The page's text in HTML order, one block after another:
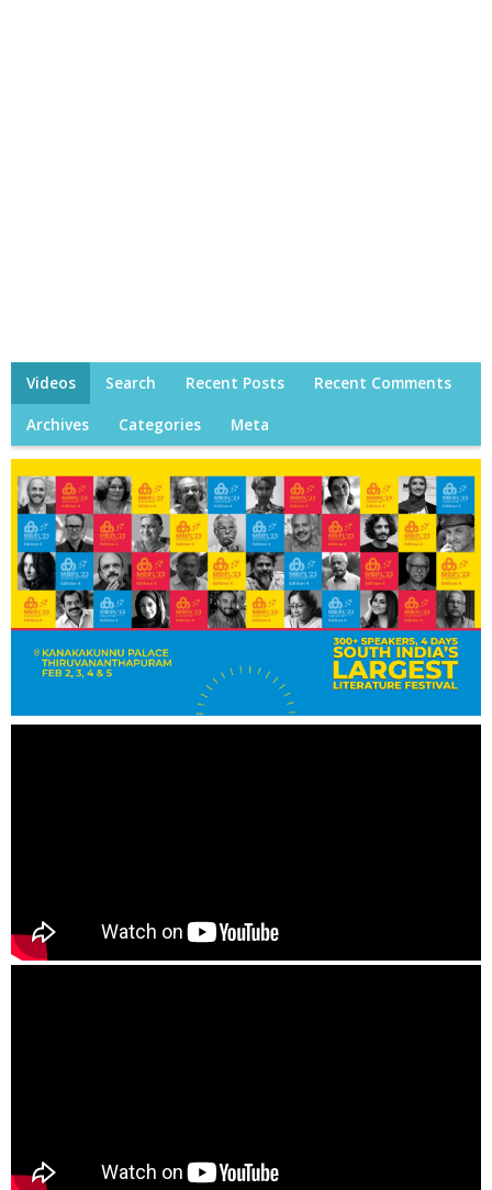
Videos Search Recent Posts Recent Comments
Archives Categories Meta